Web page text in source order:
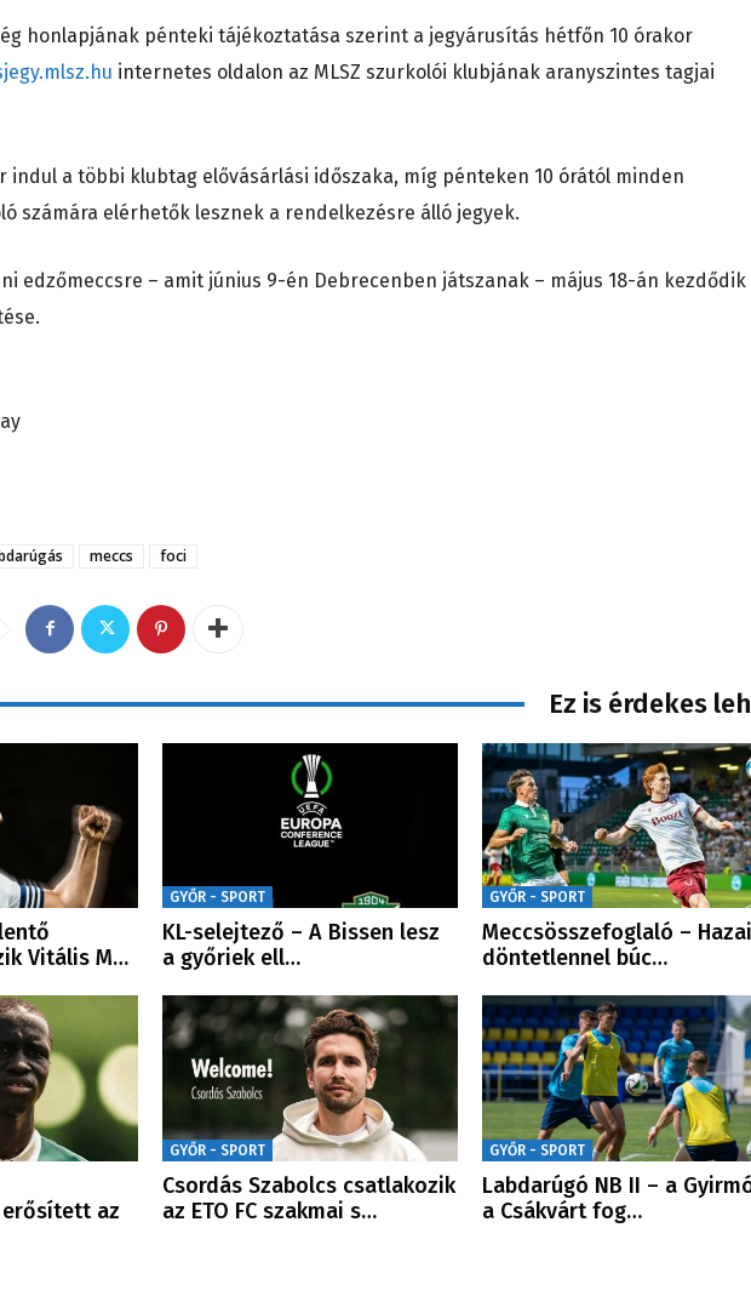
honlapjának pénteki tájékoztatása szerint a jegyárusítás hétfőn 10 órakor
internetes oldalon az MLSZ szurkolói klubjának aranyszintes tagjai
indul a többi klubtag elővásárlási időszaka, míg pénteken 10 órától minden
számára elérhetők lesznek a rendelkezésre álló jegyek.
edzőmeccsre – amit június 9-én Debrecenben játszanak – május 18-án kezdődik
meccs foci
Ez is érdekes
Vitális M…
GYŐR - SPORT
KL-selejtező – A Bissen lesz
a győriek ell…
GYŐR - SPORT
Meccsösszefoglaló – Hazai
döntetlennel búc…
erősített az
GYŐR - SPORT
Csordás Szabolcs csatlakozik
az ETO FC szakmai s…
GYŐR - SPORT
Labdarúgó NB II – a
a Csákvárt fog…